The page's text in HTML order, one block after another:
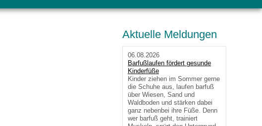
Aktuelle Meldungen
06.08.2026
Barfußlaufen fördert gesunde
Kinderfüße
Kinder ziehen im Sommer gerne
die Schuhe aus, laufen barfuß
über Wiesen, Sand und
Waldboden und stärken dabei
ganz nebenbei ihre Füße. Denn
wer barfuß geht, trainiert